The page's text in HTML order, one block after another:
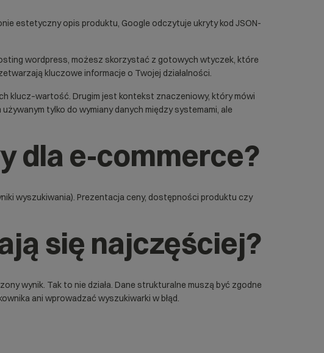
estetyczny opis produktu, Google odczytuje ukryty kod JSON-
wordpress, możesz skorzystać z gotowych wtyczek, które
kluczowe informacje o Twojej działalności.
klucz–wartość. Drugim jest kontekst znaczeniowy, który mówi
tylko do wymiany danych między systemami, ale
dla e-commerce?
wyszukiwania). Prezentacja ceny, dostępności produktu czy
się najczęściej?
wynik. Tak to nie działa. Dane strukturalne muszą być zgodne
ani wprowadzać wyszukiwarki w błąd.